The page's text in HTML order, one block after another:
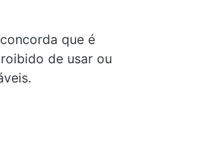
que é
de usar ou